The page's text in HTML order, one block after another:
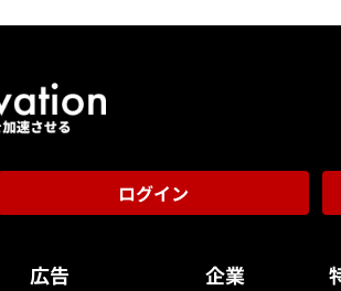
ログイン
広告 企業